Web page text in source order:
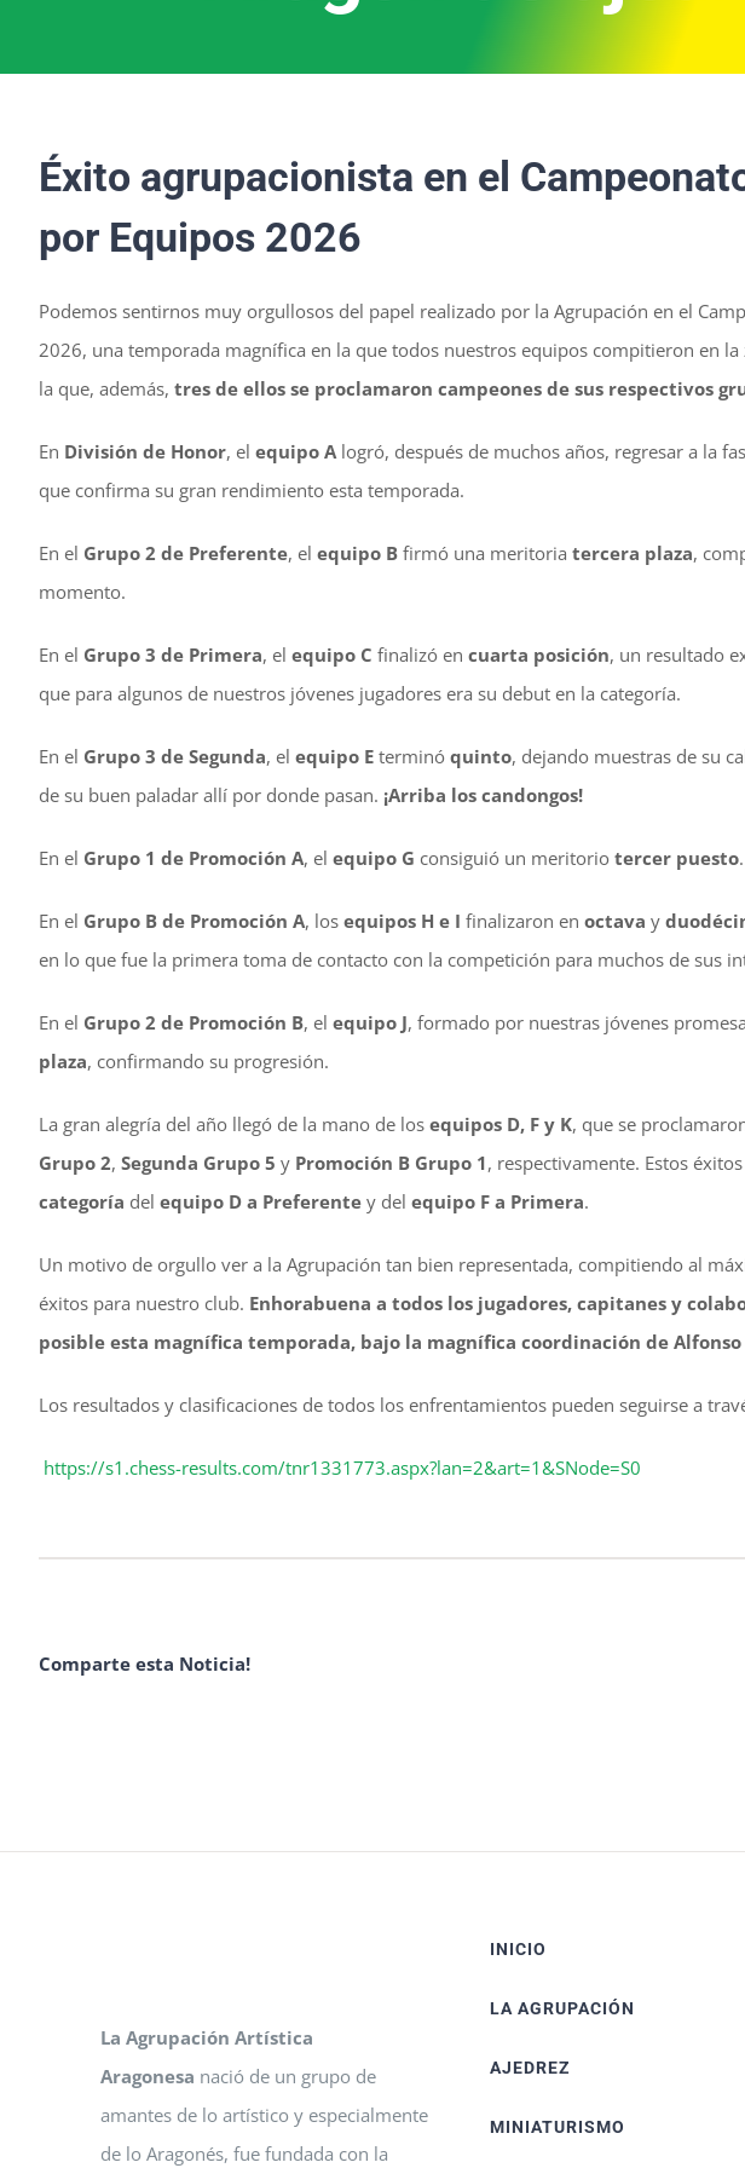
Éxito agrupacionista en el
por Equipos 2026
Podemos sentirnos muy orgullosos del papel realizado por la Agrupación en el
2026, una temporada magnífica en la que todos nuestros equipos compitieron en la
la que, además, tres de ellos se proclamaron campeones de sus respectivos
En División de Honor, el equipo Alogró, después de muchos años, regresar a la
que confirma su gran rendimiento esta temporada.
En el Grupo 2 de Preferente, el equipo B firmó una meritoria tercera plaza,
momento.
En el Grupo 3 de Primera, el equipo C finalizó en cuarta posición, un resultado
que para algunos de nuestros jóvenes jugadores era su debut en la categoría.
En el Grupo 3 de Segunda, el equipo E terminó quinto, dejando muestras de su
de su buen paladar allí por donde pasan. ¡Arriba los candongos!
En el Grupo 1 de Promoción A, el equipo G consiguió un meritorio tercer puesto.
En el Grupo B de Promoción A, los equipos H e I finalizaron en octava y
en lo que fue la primera toma de contacto con la competición para muchos de sus
En el Grupo 2 de Promoción B, el equipo J, formado por nuestras jóvenes
plaza, confirmando su progresión.
La gran alegría del año llegó de la mano de los equipos D, F y K, que se
Grupo 2, Segunda Grupo 5 y Promoción B Grupo 1, respectivamente. Estos
categoría del equipo D a Preferente y del equipo F a Primera.
Un motivo de orgullo ver a la Agrupación tan bien representada, compitiendo al
éxitos para nuestro club. Enhorabuena a todos los jugadores, capitanes y
posible esta magnífica temporada, bajo la magnífica coordinación de
Los resultados y clasificaciones de todos los enfrentamientos pueden seguirse a
https://s1.chess-results.com/tnr1331773.aspx?lan=2&art=1&SNode=S0
Comparte esta Noticia!
La Agrupación Artística
Aragonesa nació de un grupo de
amantes de lo artístico y especialmente
de lo Aragonés, fue fundada con la
INICIO
LA AGRUPACIÓN
AJEDREZ
MINIATURISMO